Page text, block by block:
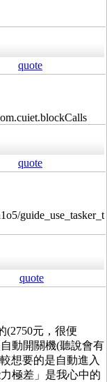
quote
quote
guide_use_tasker_t
quote
(2750元，很便
動開關機(聽說會有
想要的是自動進入
極差」是我心中的